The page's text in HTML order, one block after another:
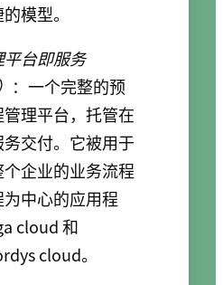
模型。
平台即服务
：一个完整的预
理平台，托管在
交付。它被用于
企业的业务流程
中心的应用程
cloud 和
cloud。